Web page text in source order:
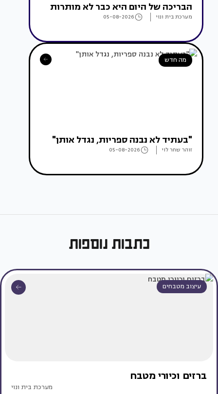
הבריכה של היום היא כבר לא מותרות
מערכת בית ונוי 05-08-2026
מה חדש
"בעתיד לא נבנה ספריות, נגדל אותן"
זוהר שחר לוי 05-08-2026
כתבות נוספות
עיצוב מטבחים
ברזים וכיורי מטבח
מערכת בית ונוי